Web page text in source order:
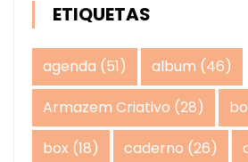
ETIQUETAS
agenda (51) album (46)
Armazem Criativo (28)
box (18) caderno (26)